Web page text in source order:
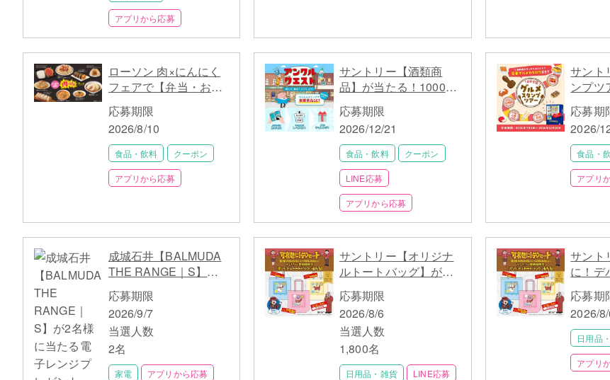
アプリから応募
ローソン 肉×にんにく
フェアで【弁当・おに
ぎり・パスタ】全9商
品が割引クーポン対象
応募期限
2026/8/10
食品・飲料 クーポン
アプリから応募
サントリー【酒類商
品】が当たる！1000名
以上に応募チケット配
布
応募期限
2026/12/21
食品・飲料 クーポン
LINE応募
アプリから応募
サント
ンプツ
カタロ
【ドリ
1万名
応募期
2026/
食品・
アプリ
成城石井【BALMUDA
THE RANGE｜S】が2
名様に当たる電子レン
ジプレゼント
応募期限
2026/9/7
当選人数
2名
家電 アプリから応募
サントリー【オリジナ
ルトートバッグ】が当
たる！2,700名
応募期限
2026/8/6
当選人数
1,800名
日用品・雑貨 LINE応募
サント
に！デ
ッズ】
応募期
2026/
日用品
アプリ